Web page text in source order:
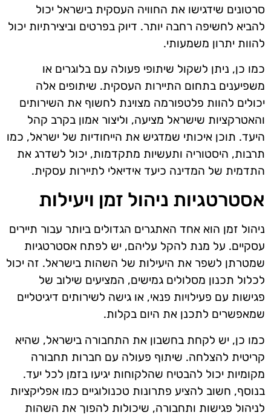
סרטונים שידגישו את החוויה העסקית בישראל יכול
להביא לחשיפה רחבה יותר. דיוק בפרטים וביצירתיות יכול
להוות יתרון משמעותי.
כמו כן, ניתן לשקול שיתופי פעולה עם בלוגרים או
משפיענים בתחום התיירות העסקית. שיתופים אלה
יכולים להוות פלטפורמה מצוינת לחשוף את השירותים
והאטרקציות שישראל מציעה, וליצור אמון בקרב קהל
היעד. תוכן איכותי שמדגיש את הייחודיות של ישראל, כמו
תרבות, היסטוריה ותעשיות מתקדמות, יכול לשדרג את
התדמית של המדינה כיעד אידיאלי לתיירות עסקית.
אסטרטגיות ניהול זמן ויעילות
ניהול זמן הוא אחד האתגרים הגדולים ביותר עבור תיירים
עסקיים. על מנת להקל עליהם, יש לפתח אסטרטגיות
שמטרתן לשפר את היעילות של השהות בישראל. זה יכול
לכלול תכנון מסלולים גמישים, המציעים שילוב של
פגישות עם פעילויות פנאי, או גישה לשירותים דיגיטליים
שמאפשרים לתכנן את היום בקלות.
כמו כן, יש לקחת בחשבון את התחבורה בישראל, שהיא
קריטית להצלחה. שיתוף פעולה עם חברות תחבורה
מקומיות יכול להבטיח שהלקוחות יגיעו בזמן לכל יעד.
בנוסף, חשוב להציע פתרונות טכנולוגיים כמו אפליקציות
לניהול פגישות ותחבורה, שיכולות להפוך את השהות